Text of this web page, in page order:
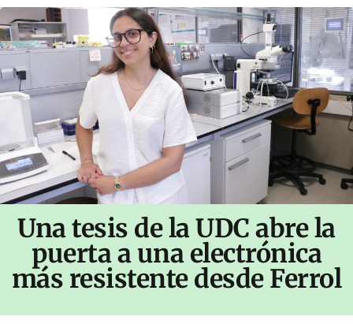
Una tesis de la UDC abre la
puerta a una electrónica
más resistente desde Ferrol